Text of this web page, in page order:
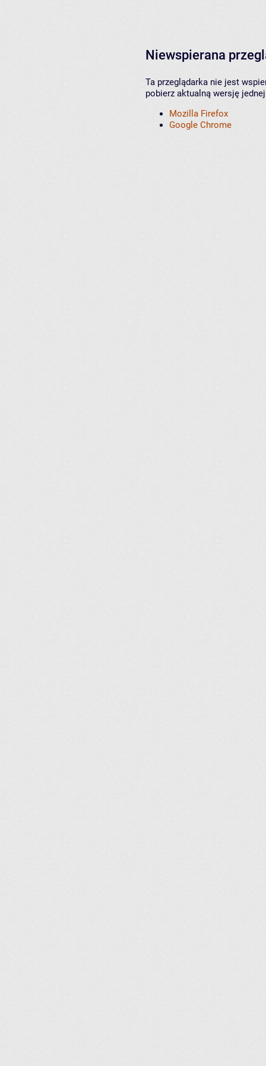
Niewspierana
Ta przeglądarka nie jest
pobierz aktualną wersję
Mozilla Firefox
Google Chrome